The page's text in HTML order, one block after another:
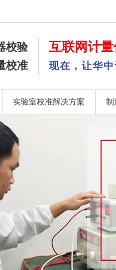
校验
校准
互联网计
现在，让华
实验室校准解决方案 制